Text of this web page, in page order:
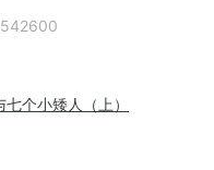
542600
个小矮人（上）